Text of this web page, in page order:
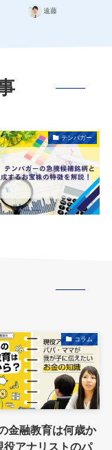
テンバガー
コラム
金融教育は何歳か
役アナリストのパ